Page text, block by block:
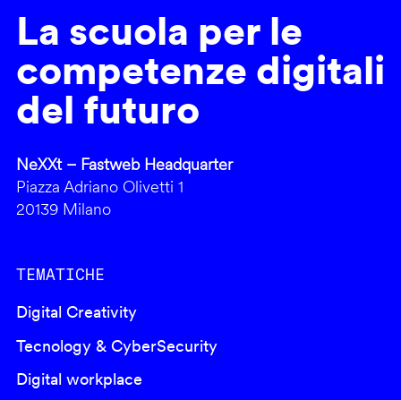
La scuola per le
competenze digitali
del futuro
NeXXt – Fastweb Headquarter
Piazza Adriano Olivetti 1
20139 Milano
TEMATICHE
Digital Creativity
Tecnology & CyberSecurity
Digital workplace